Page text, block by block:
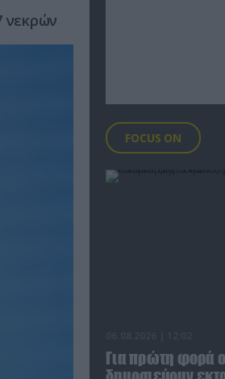
νεκρών
FOCUS ON
Για πρώτη φορά